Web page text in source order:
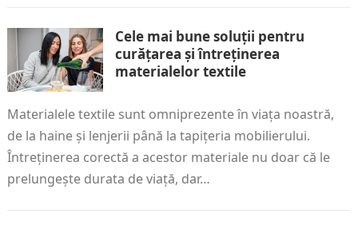
Cele mai bune soluții pentru
curățarea și întreținerea
materialelor textile
Materialele textile sunt omniprezente în viața noastră,
de la haine și lenjerii până la tapițeria mobilierului.
Întreținerea corectă a acestor materiale nu doar că le
prelungește durata de viață, dar…